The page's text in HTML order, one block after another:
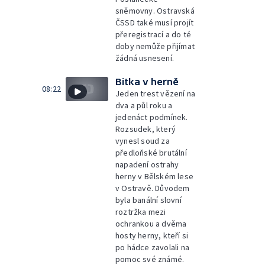
sněmovny. Ostravská
ČSSD také musí projít
přeregistrací a do té
doby nemůže přijímat
žádná usnesení.
08:22
Bitka v herně
Jeden trest vězení na
dva a půl roku a
jedenáct podmínek.
Rozsudek, který
vynesl soud za
předloňské brutální
napadení ostrahy
herny v Bělském lese
v Ostravě. Důvodem
byla banální slovní
roztržka mezi
ochrankou a dvěma
hosty herny, kteří si
po hádce zavolali na
pomoc své známé.